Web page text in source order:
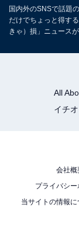
国内外のSNSで話題
だけでちょっと得す
きゃ）損」ニュース
All
イチ
会社概
プライバシー
当サイトの情報